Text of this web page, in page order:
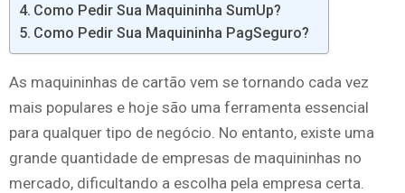
Como Pedir Sua Maquininha SumUp?
Como Pedir Sua Maquininha PagSeguro?
As maquininhas de cartão vem se tornando cada vez
mais populares e hoje são uma ferramenta essencial
para qualquer tipo de negócio. No entanto, existe uma
grande quantidade de empresas de maquininhas no
mercado, dificultando a escolha pela empresa certa.